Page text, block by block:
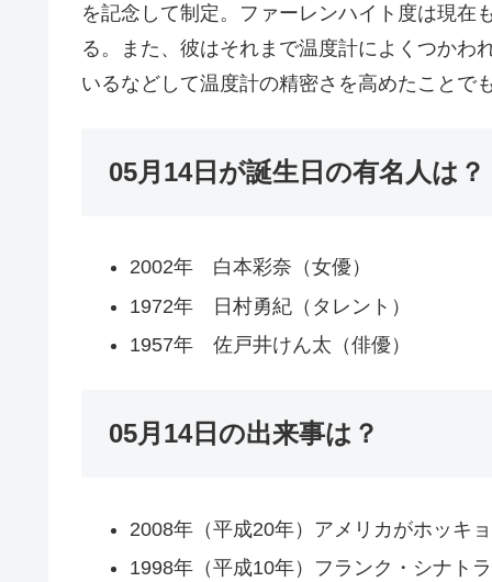
を記念して制定。ファーレンハイト度は現在
る。また、彼はそれまで温度計によくつかわ
いるなどして温度計の精密さを高めたことで
05月14日が誕生日の有名人は？
2002年 白本彩奈（女優）
1972年 日村勇紀（タレント）
1957年 佐戸井けん太（俳優）
05月14日の出来事は？
2008年（平成20年）アメリカがホッキ
1998年（平成10年）フランク・シナト